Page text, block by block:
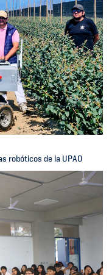
robóticos de la UPAO